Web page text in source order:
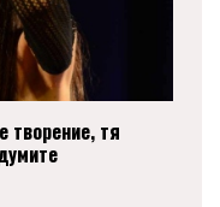
творение, тя